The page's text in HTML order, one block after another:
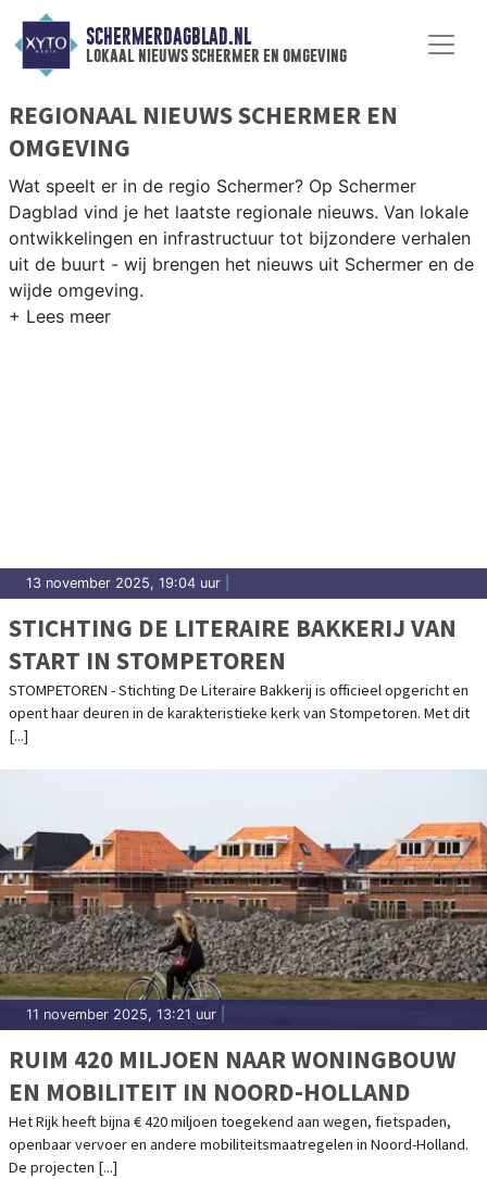
SCHERMERDAGBLAD.NL
lokaal nieuws schermer en omgeving
REGIONAAL NIEUWS SCHERMER EN
OMGEVING
Wat speelt er in de regio Schermer? Op Schermer
Dagblad vind je het laatste regionale nieuws. Van lokale
ontwikkelingen en infrastructuur tot bijzondere verhalen
uit de buurt - wij brengen het nieuws uit Schermer en de
wijde omgeving.
13 november 2025, 19:04 uur
STICHTING DE LITERAIRE BAKKERIJ VAN
START IN STOMPETOREN
STOMPETOREN - Stichting De Literaire Bakkerij is officieel opgericht en
opent haar deuren in de karakteristieke kerk van Stompetoren. Met dit
[...]
11 november 2025, 13:21 uur
RUIM 420 MILJOEN NAAR WONINGBOUW
EN MOBILITEIT IN NOORD-HOLLAND
Het Rijk heeft bijna € 420 miljoen toegekend aan wegen, fietspaden,
openbaar vervoer en andere mobiliteitsmaatregelen in Noord-Holland.
De projecten [...]